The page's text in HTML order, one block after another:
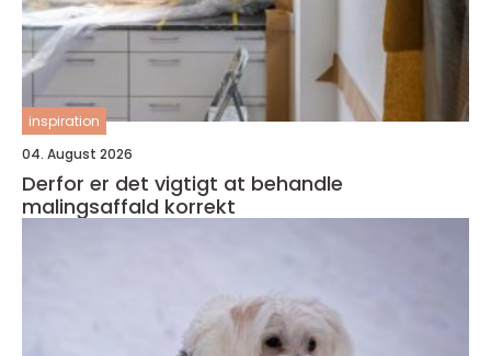
inspiration
04. August 2026
Derfor er det vigtigt at behandle
malingsaffald korrekt